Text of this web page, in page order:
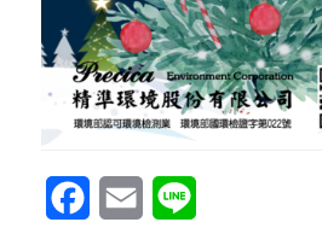
Facebook
Email